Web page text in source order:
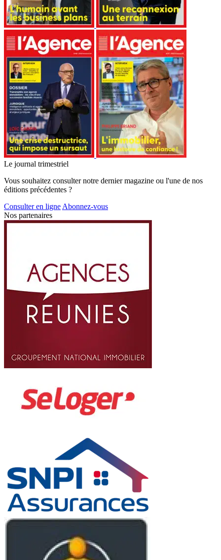
Le journal trimestriel
Vous souhaitez consulter notre dernier magazine ou l'une de nos
éditions précédentes ?
Consulter en ligne Abonnez-vous
Nos partenaires